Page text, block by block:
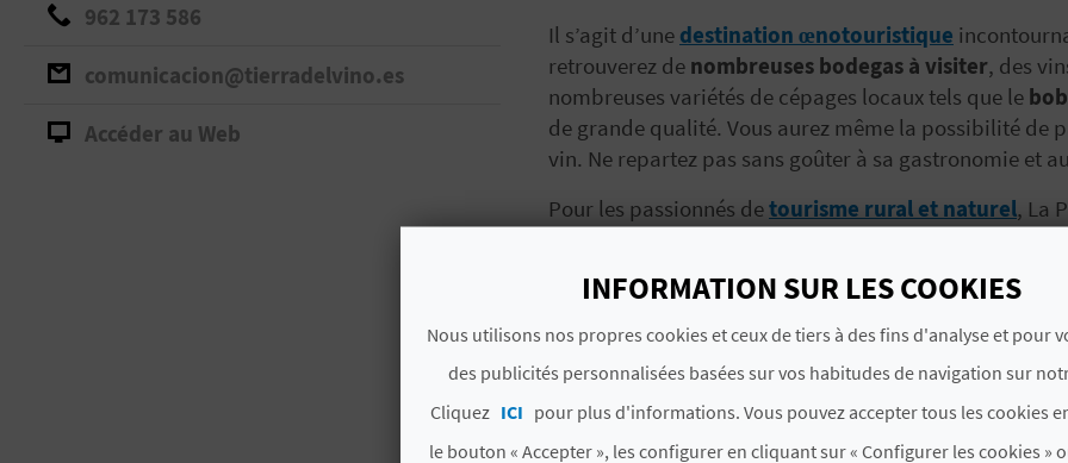
962 173 586
comunicacion@tierradelvino.es
Accéder au Web
Il s’agit d’une destination œnotouristique
retrouverez de nombreuses bodegas à visiter, des
nombreuses variétés de cépages locaux tels que le
de grande qualité. Vous aurez même la possibilité de
vin. Ne repartez pas sans goûter à sa gastronomie et
Pour les passionnés detourisme rural et naturel, La
de vous adonner à des sports d’aventures en
Côté patrimoine et architecture, ne manquez pas le
visiter les anciennes caves à vin souterraines. Les
dans le temps, entourées par les champs et la nature
inoubliables en perspective ! N’attendez plus pour
INFORMATION SUR LES COOKIES
Nous utilisons nos propres cookies et ceux de tiers à des fins d'analyse et pour
des publicités personnalisées basées sur vos habitudes de navigation sur
Cliquez ICI pour plus d'informations. Vous pouvez accepter tous les cookies
le bouton « Accepter », les configurer en cliquant sur « Configurer les cookies »